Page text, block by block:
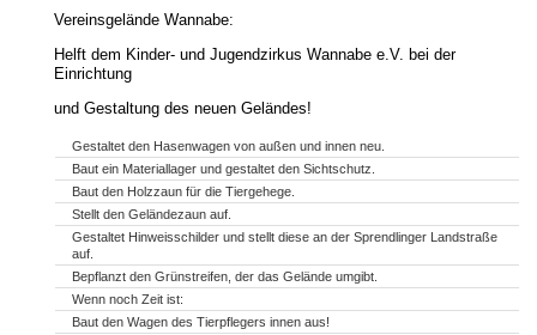
Vereinsgelände Wannabe:
Helft dem Kinder- und Jugendzirkus Wannabe e.V. bei der
Einrichtung
und Gestaltung des neuen Geländes!
Gestaltet den Hasenwagen von außen und innen neu.
Baut ein Materiallager und gestaltet den Sichtschutz.
Baut den Holzzaun für die Tiergehege.
Stellt den Geländezaun auf.
Gestaltet Hinweisschilder und stellt diese an der Sprendlinger Landstraße
auf.
Bepflanzt den Grünstreifen, der das Gelände umgibt.
Wenn noch Zeit ist:
Baut den Wagen des Tierpflegers innen aus!